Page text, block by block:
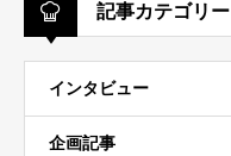
記事カテゴリー
インタビュー
企画記事